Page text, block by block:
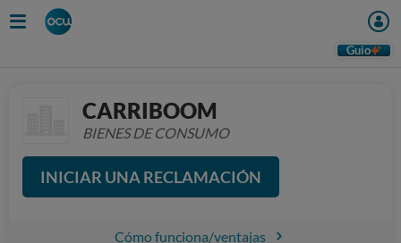
Guio
CARRIBOOM
BIENES DE CONSUMO
INICIAR UNA RECLAMACIÓN
Cómo funciona/ventajas